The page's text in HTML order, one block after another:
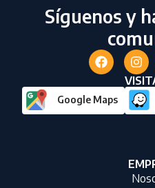
Síguenos y
Google Maps